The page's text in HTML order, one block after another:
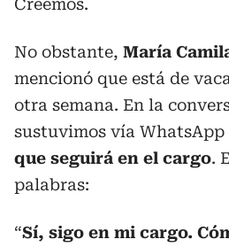
Creemos.
No obstante, María
mencionó que está de
otra semana. En la
sustuvimos vía WhatsApp
que seguirá en el cargo.
palabras:
“Sí, sigo en mi cargo.